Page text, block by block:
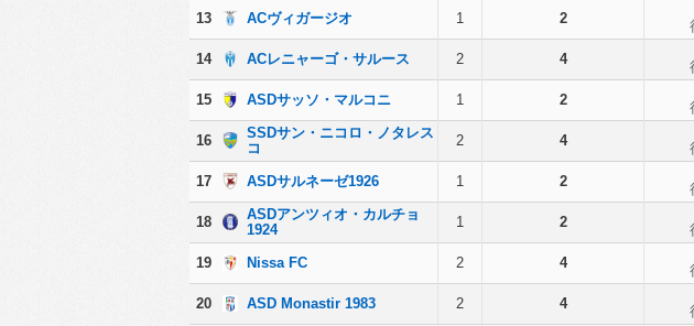
13 ACヴィガージオ 1 2
14 ACレニャーゴ・サルース 2 4
15 ASDサッソ・マルコニ 1 2
16
SSDサン・ニコロ・ノタレス
コ
2 4
17 ASDサルネーゼ1926 1 2
18
ASDアンツィオ・カルチョ
1924
1 2
19 Nissa FC 2 4
20 ASD Monastir 1983 2 4